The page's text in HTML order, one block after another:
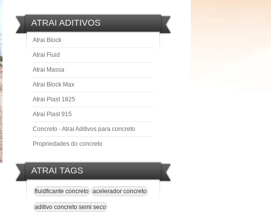
ATRAI ADITIVOS
Atrai Block
Atrai Fluid
Atrai Massa
Atrai Block Max
Atrai Plast 1825
Atrai Plast 915
Concreto - Atrai Aditivos para concreto
Propriedades do concreto
ATRAI TAGS
fluidficante concreto acelerador concreto
aditivo concreto semi seco